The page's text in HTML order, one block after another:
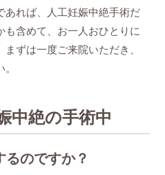
あれば、人工妊娠中絶手術だ
も含めて、お一人おひとりに
ずは一度ご来院いただき、
中絶の手術中
るのですか？